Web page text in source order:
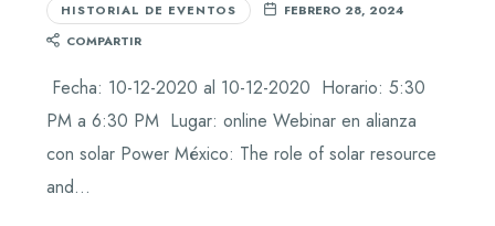
HISTORIAL DE EVENTOS
FEBRERO 28, 2024
COMPARTIR
Fecha: 10-12-2020 al 10-12-2020 Horario: 5:30
PM a 6:30 PM Lugar: online Webinar en alianza
con solar Power México: The role of solar resource
and…